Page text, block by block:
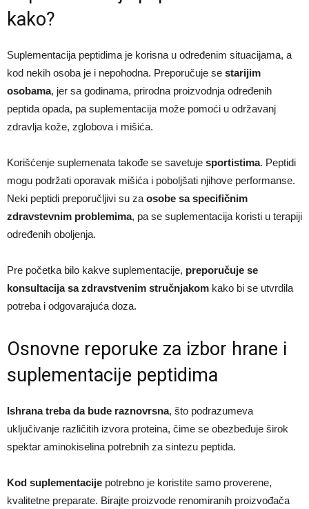
kako?
Suplementacija peptidima je korisna u određenim situacijama, a
kod nekih osoba je i nepohodna. Preporučuje se starijim
osobama, jer sa godinama, prirodna proizvodnja određenih
peptida opada, pa suplementacija može pomoći u održavanj
zdravlja kože, zglobova i mišića.
Korišćenje suplemenata takođe se savetuje sportistima. Peptidi
mogu podržati oporavak mišića i poboljšati njihove performanse.
Neki peptidi preporučljivi su za osobe sa specifičnim
zdravstevnim problemima, pa se suplementacija koristi u terapiji
određenih oboljenja.
Pre početka bilo kakve suplementacije, preporučuje se
konsultacija sa zdravstvenim stručnjakom kako bi se utvrdila
potreba i odgovarajuća doza.​
Osnovne reporuke za izbor hrane i
suplementacije peptidima
Ishrana treba da bude raznovrsna, što podrazumeva
uključivanje različitih izvora proteina, čime se obezbeđuje širok
spektar aminokiselina potrebnih za sintezu peptida.​
Kod suplementacije potrebno je koristite samo proverene,
kvalitetne preparate. Birajte proizvode renomiranih proizvođača